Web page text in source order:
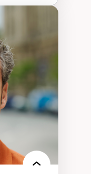
naturelles